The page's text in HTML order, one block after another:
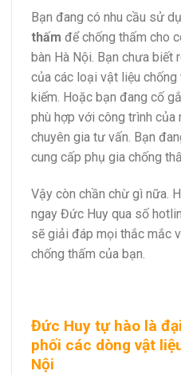
Bạn đang có nhu cầu sử
thấm để chống thấm cho
bàn Hà Nội. Bạn chưa biết
của các loại vật liệu
kiếm. Hoặc bạn đang cố
phù hợp với công trình của
chuyên gia tư vấn. Bạn
cung cấp phụ gia chống
Vậy còn chần chừ gì nữa.
ngay Đức Huy qua số
sẽ giải đáp mọi thắc mắc
chống thấm của bạn.
Đức Huy tự hào là
phối các dòng vật
Nội